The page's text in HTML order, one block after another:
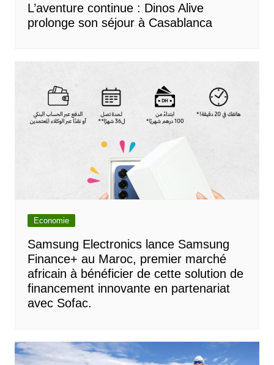
L’aventure continue : Dinos Alive
prolonge son séjour à Casablanca
Economie
Samsung Electronics lance Samsung
Finance+ au Maroc, premier marché
africain à bénéficier de cette solution de
financement innovante en partenariat
avec Sofac.